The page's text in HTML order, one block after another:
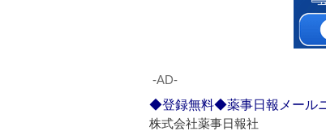
‐AD‐
◆登録無料◆薬事日報メール
株式会社薬事日報社